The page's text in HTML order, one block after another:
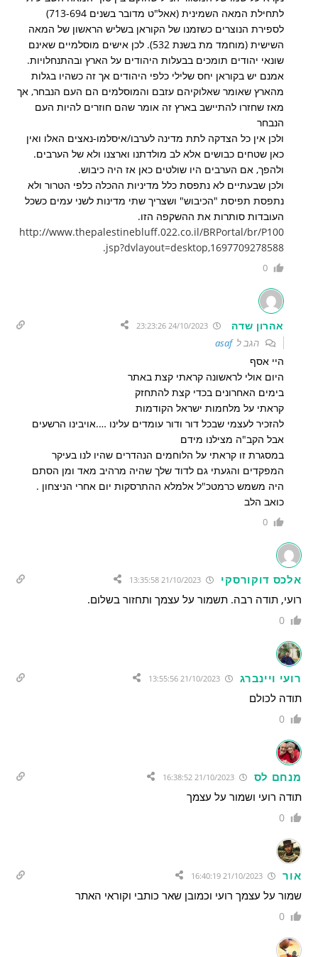
לתחילת המאה השמינית (אאל"ט מדובר בשנים 713-694)
לספירת הנוצרים כשזמנו של הקוראן בשליש הראשון של המאה
השישית (מוחמד מת בשנת 532). לכן אישים מוסלמיים שאינם
שונאי יהודים תומכים בבעלות היהודים על הארץ ובהתנחלויות.
אמנם יש בקוראן יחס שלילי כלפי היהודים אך זה כשהיו בגלות
מהארץ שאומר שאלוקיהם עזבם והמוסלמים הם העם הנבחר, אך
מאז שחזרו להתיישב בארץ זה אומר שהם חוזרים להיות העם
הנבחר
ולכן אין כל הצדקה לתת מדינה לערבו/איסלמו-נאצים האלו ואין
כאן שטחים כבושים אלא לב מולדתנו וארצנו ולא של הערבים.
ולהפך, אם הערבים היו שולטים כאן אז היה כיבוש.
ולכן שבעתיים לא נתפסת כלל מדיניות ההכלה כלפי הטרור ולא
נתפסת תפיסת "הכיבוש" ושצריך שתי מדינות לשני עמים כשכל
העובדות סותרות את ההשקפה הזו.
http://www.thepalestinebluff.022.co.il/BRPortal/br/P100
.jsp?dvlayout=desktop,1697709278588
0
אהרון שדה
הגב לasaf
היי אסף
היום אולי לראשונה קראתי קצת באתר
בימים האחרונים בכדי קצת להתחזק
קראתי על מלחמות ישראל הקודמות
להזכיר לעצמי שבכל דור ודור עומדים עלינו ….אויבינו הרשעים
אבל הקב"ה מצילנו מידם
במסגרת זו קראתי על הלוחמים הנהדרים שהיו לנו בעיקר
המפקדים והגעתי גם לדוד שלך שהיה מרהיב מאד ומן הסתם
היה משמש כרמטכ"ל אלמלא ההתרסקות יום אחרי הניצחון .
כואב הלב
0
אלכס דוקורסקי
רועי, תודה רבה. תשמור על עצמך ותחזור בשלום.
0
רועי ויינברג
תודה לכולם
0
מנחם לס 21/10/2023 16:38:52
תודה רועי ושמור על עצמך
0
אור
שמור על עצמך רועי וכמובן שאר כותבי וקוראי האתר
0